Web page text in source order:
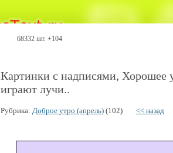
68332 шт. +104
Картинки с надписями, Хорошее
играют лучи..
Рубрика: Доброе утро (апрель) (102) << назад